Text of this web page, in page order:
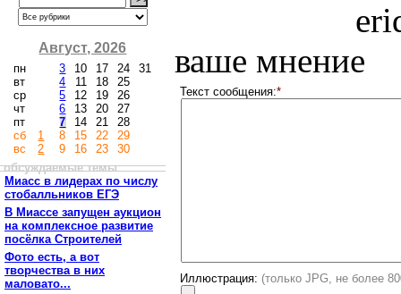
Август, 2026
пн
вт
ср
чт
пт
сб
вс
1
2
3
4
5
6
7
8
9
10
11
12
13
14
15
16
17
18
19
20
21
22
23
24
25
26
27
28
29
30
31
обсуждаемые темы
Миасс в лидерах по числу
стобалльников ЕГЭ
В Миассе запущен аукцион
на комплексное развитие
посёлка Строителей
Фото есть, а вот
творчества в них
маловато...
ваше мнение
Текст сообщения:*
Иллюстрация: (только JPG, не более